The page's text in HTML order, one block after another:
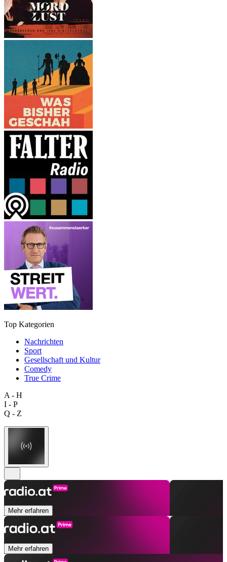
Top Kategorien
Nachrichten
Sport
Gesellschaft und Kultur
Comedy
True Crime
A - H
I - P
Q - Z
Mehr erfahren
Mehr erfahren